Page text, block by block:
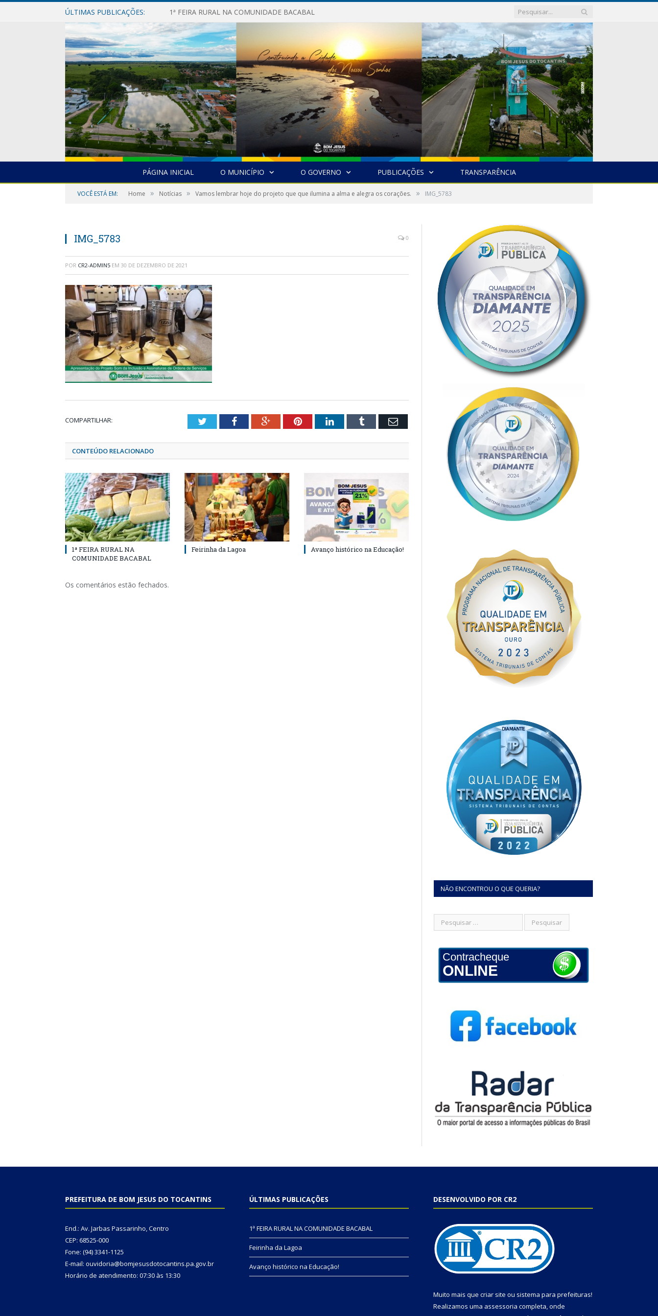
ÚLTIMAS PUBLICAÇÕES: 1ª FEIRA RURAL NA COMUNIDADE BACABAL
PÁGINA INICIAL O MUNICÍPIO O GOVERNO PUBLICAÇÕES TRANSPARÊNCIA
VOCÊ ESTÁ EM: Home » Notícias » Vamos lembrar hoje do projeto que que ilumina a alma e alegra os corações. » IMG_5783
IMG_5783 0
POR CR2-ADMIN5 EM 30 DE DEZEMBRO DE 2021
COMPARTILHAR: TwitterFacebookGoogle+PinterestLinkedInTumblr Email
CONTEÚDO RELACIONADO
1ª FEIRA RURAL NA
COMUNIDADE BACABAL
Feirinha da Lagoa Avanço histórico na Educação!
Os comentários estão fechados.
NÃO ENCONTROU O QUE QUERIA?
Contracheque
ONLINE
PREFEITURA DE BOM JESUS DO TOCANTINS
End.: Av. Jarbas Passarinho, Centro
CEP: 68525-000
Fone: (94) 3341-1125
E-mail: ouvidoria@bomjesusdotocantins.pa.gov.br
Horário de atendimento: 07:30 às 13:30
ÚLTIMAS PUBLICAÇÕES
1ª FEIRA RURAL NA COMUNIDADE BACABAL
Feirinha da Lagoa
Avanço histórico na Educação!
DESENVOLVIDO POR CR2
Muito mais que criar site ou sistema para prefeituras!
Realizamos uma assessoria completa, onde